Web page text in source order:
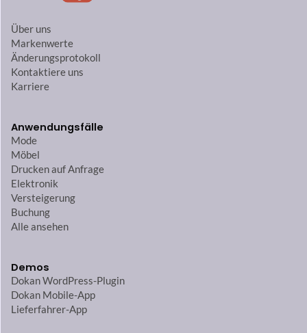
Über uns
Markenwerte
Änderungsprotokoll
Kontaktiere uns
Karriere
Anwendungsfälle
Mode
Möbel
Drucken auf Anfrage
Elektronik
Versteigerung
Buchung
Alle ansehen
Demos
Dokan WordPress-Plugin
Dokan Mobile-App
Lieferfahrer-App